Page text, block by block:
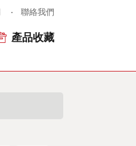
產品收藏
聯絡我們